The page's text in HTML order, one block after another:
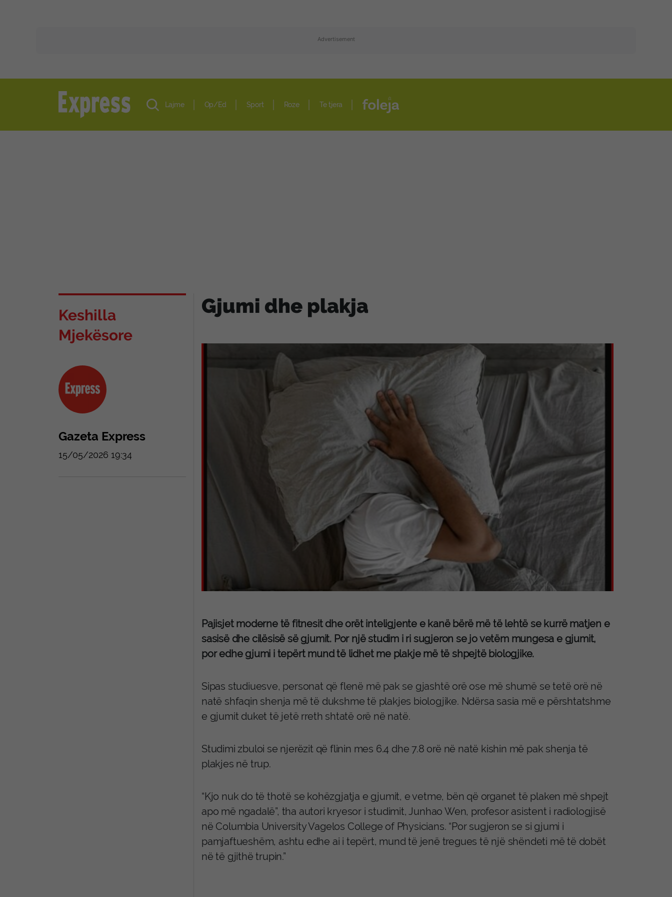
Advertisement
Lajme Op/Ed Sport Roze Te tjera
Keshilla
Mjekësore
Gazeta Express
15/05/2026 19:34
Gjumi dhe plakja
Pajisjet moderne të fitnesit dhe orët inteligjente e kanë bërë më të lehtë se kurrë matjen e
sasisë dhe cilësisë së gjumit. Por një studim i ri sugjeron se jo vetëm mungesa e gjumit,
por edhe gjumi i tepërt mund të lidhet me plakje më të shpejtë biologjike.
Sipas studiuesve, personat që flenë më pak se gjashtë orë ose më shumë se tetë orë në
natë shfaqin shenja më të dukshme të plakjes biologjike. Ndërsa sasia më e përshtatshme
e gjumit duket të jetë rreth shtatë orë në natë.
Studimi zbuloi se njerëzit që flinin mes 6.4 dhe 7.8 orë në natë kishin më pak shenja të
plakjes në trup.
“Kjo nuk do të thotë se kohëzgjatja e gjumit, e vetme, bën që organet të plaken më shpejt
apo më ngadalë”, tha autori kryesor i studimit, Junhao Wen, profesor asistent i radiologjisë
në Columbia University Vagelos College of Physicians. “Por sugjeron se si gjumi i
pamjaftueshëm, ashtu edhe ai i tepërt, mund të jenë tregues të një shëndeti më të dobët
në të gjithë trupin.”